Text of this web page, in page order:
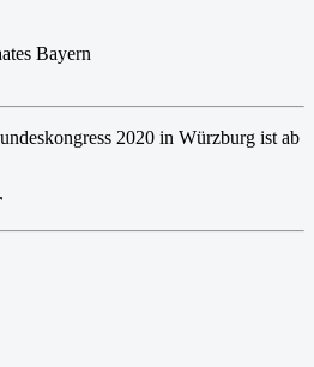
Bayern
2020 in Würzburg ist ab